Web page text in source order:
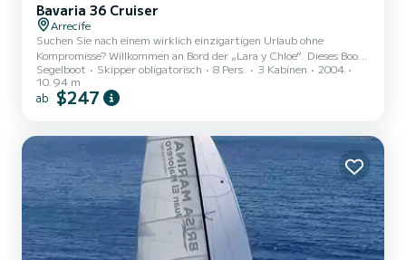
Bavaria 36 Cruiser
Arrecife
Suchen Sie nach einem wirklich einzigartigen Urlaub ohne
Kompromisse? Willkommen an Bord der „Lara y Chloe“. Dieses Boot
ist erstklassig ausgestattet und bietet die perfekte Balance
zwischen dem Charme des maritimen Lebens und modernem
Komfort. Es ist der ideale Rückzugsort für Paare, Familien oder
Sonnenuntergänge der Insel vom Deck aus genießen.
Segelboot Skipper obligatorisch 8 Pers. 3 Kabinen
2004
10.94 m
ab $247